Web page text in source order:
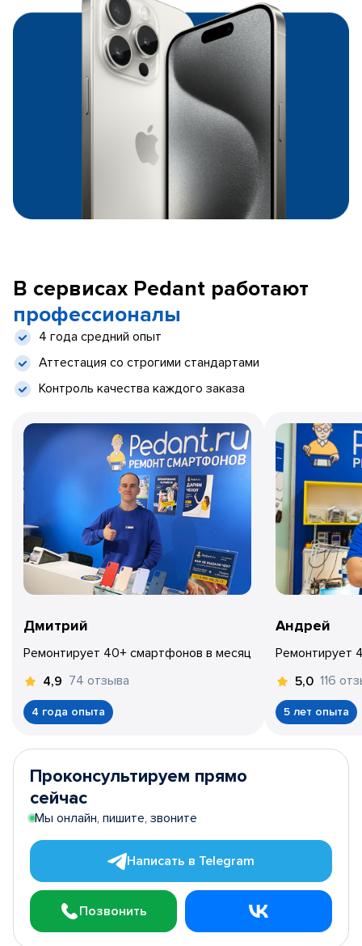
В сервисах Pedant работают
профессионалы
4 года средний опыт
Аттестация со строгими стандартами
Контроль качества каждого заказа
Дмитрий
Ремонтирует 40+ смартфонов в месяц
4,9 74 отзыва
4 года опыта
Андрей
Ремонтирует
5,0 116
5 лет опыта
Проконсультируем прямо
сейчас
Мы онлайн, пишите, звоните
Написать в Telegram
Позвонить